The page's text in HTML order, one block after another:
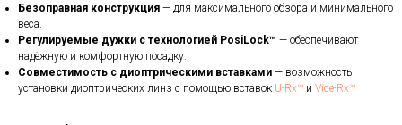
Безоправная конструкция — для максимального обзора и минимального
веса.
Регулируемые дужки с технологией PosiLock™ — обеспечивают
надёжную и комфортную посадку.
Совместимость с диоптрическими вставками — возможность
установки диоптрических линз с помощью вставок U-Rx™ и Vice-Rx™